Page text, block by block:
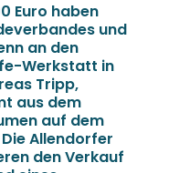
Euro haben
und
an den
Werkstatt in
Tripp,
aus dem
auf dem
Allendorfer
den Verkauf